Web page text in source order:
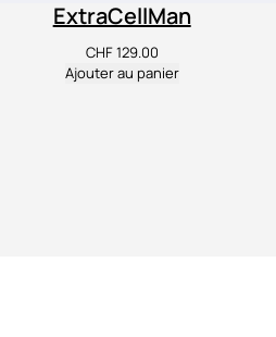
ExtraCellMan
CHF129.00
Ajouter au panier